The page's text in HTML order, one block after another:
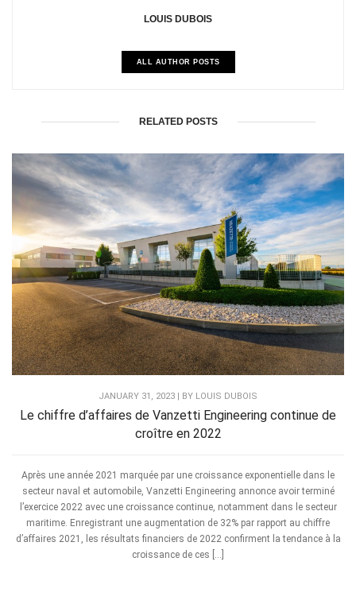
LOUIS DUBOIS
ALL AUTHOR POSTS
RELATED POSTS
JANUARY 31, 2023 | BY LOUIS DUBOIS
Le chiffre d’affaires de Vanzetti Engineering continue de
croître en 2022
Après une année 2021 marquée par une croissance exponentielle dans le
secteur naval et automobile, Vanzetti Engineering annonce avoir terminé
l’exercice 2022 avec une croissance continue, notamment dans le secteur
maritime. Enregistrant une augmentation de 32% par rapport au chiffre
d’affaires 2021, les résultats financiers de 2022 confirment la tendance à la
croissance de ces […]